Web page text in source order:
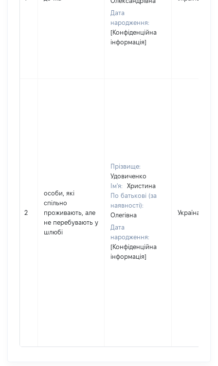
Дата
народження:
[Конфіденційна
інформація]
2
особи, які
спільно
проживають, але
не перебувають у
шлюбі
Прізвище:
Удовиченко
Ім'я:
Христина
По батькові (за
наявності):
Олегівна
Дата
народження:
[Конфіденційна
інформація]
Україна